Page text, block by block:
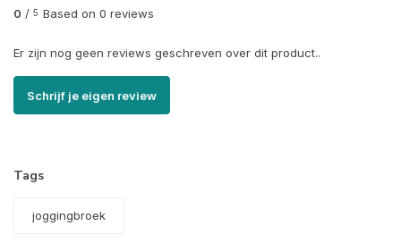
0 / 5 Based on 0 reviews
Er zijn nog geen reviews geschreven over dit product..
Schrijf je eigen review
Tags
joggingbroek